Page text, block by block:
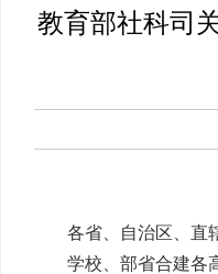
教育部社科司
各省、自治区、直
学校、部省合建各